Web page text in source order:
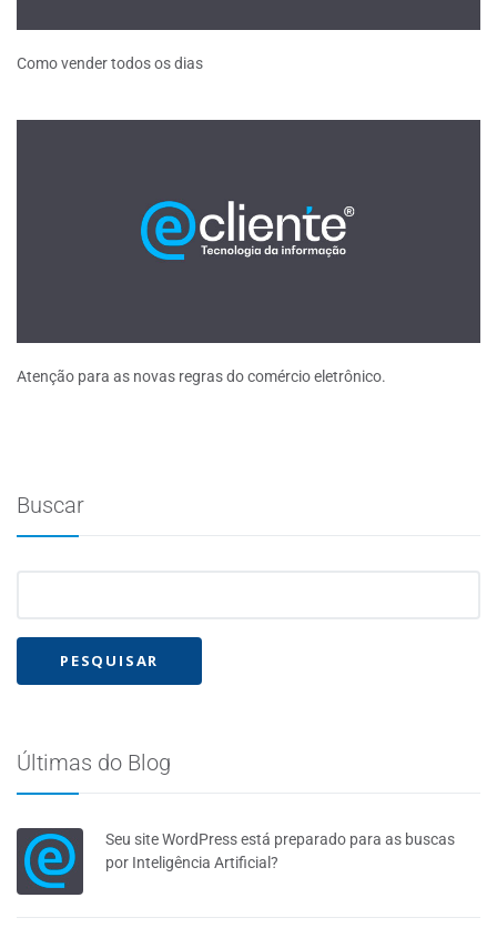
Como vender todos os dias
Atenção para as novas regras do comércio eletrônico.
Buscar
Últimas do Blog
Seu site WordPress está preparado para as buscas
por Inteligência Artificial?